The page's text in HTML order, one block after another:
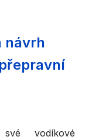
návrh
vodíkové